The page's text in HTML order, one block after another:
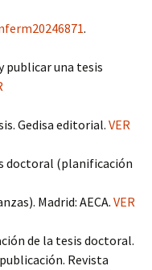
.
publicar una tesis
Gedisa editorial. VER
doctoral (planificación
Madrid: AECA. VER
de la tesis doctoral.
Revista